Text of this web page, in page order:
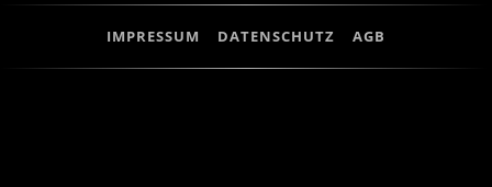
IMPRESSUM DATENSCHUTZ AGB